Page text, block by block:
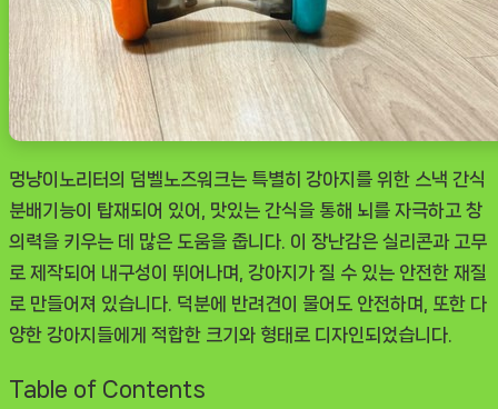
천
상
품]
멍냥이노리터의 덤벨노즈워크는 특별히 강아지를 위한 스낵 간식
분배기능이 탑재되어 있어, 맛있는 간식을 통해 뇌를 자극하고 창
의력을 키우는 데 많은 도움을 줍니다. 이 장난감은 실리콘과 고무
로 제작되어 내구성이 뛰어나며, 강아지가 질 수 있는 안전한 재질
로 만들어져 있습니다. 덕분에 반려견이 물어도 안전하며, 또한 다
양한 강아지들에게 적합한 크기와 형태로 디자인되었습니다.
Table of Contents